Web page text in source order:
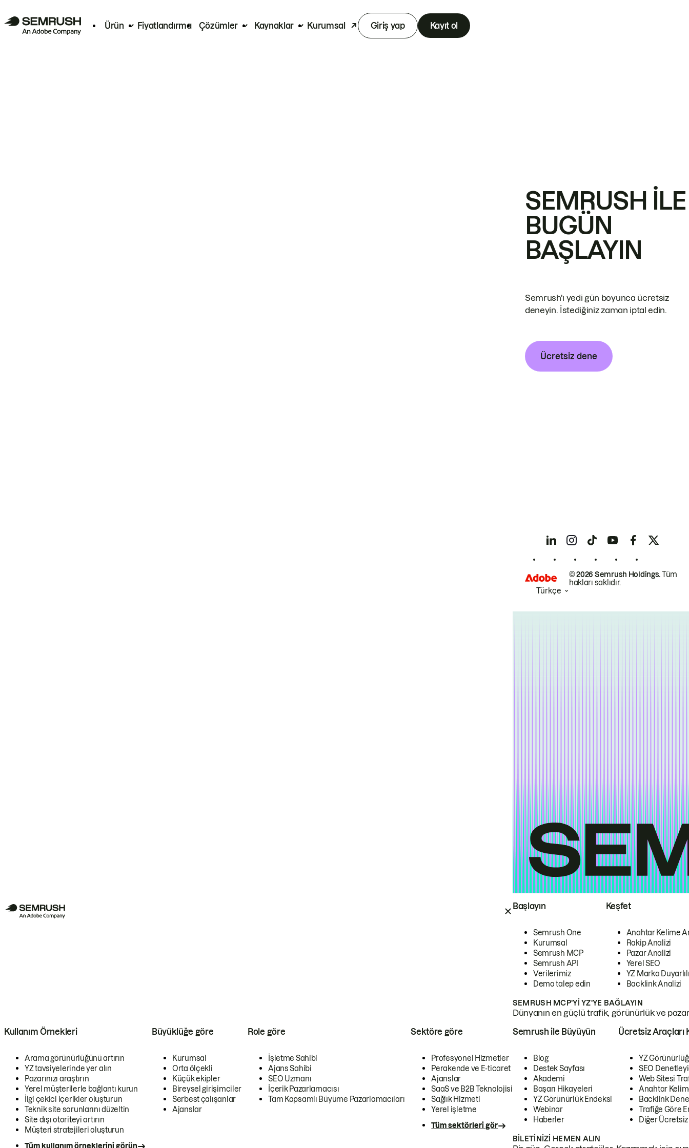
Ürün Fiyatlandırma Çözümler Kaynaklar Kurumsal Giriş yap Kayıt ol
Başlayın
Semrush One
Kurumsal
Semrush MCP
Semrush API
Verilerimiz
Demo talep edin
Keşfet
Anahtar Kelime
Rakip Analizi
Pazar Analizi
Yerel SEO
YZ Marka
Backlink Analizi
SEMRUSH MCP'YI YZ'YE BAĞLAYIN
Dünyanın en güçlü trafik, görünürlük ve
Kullanım Örnekleri
Arama görünürlüğünü artırın
YZ tavsiyelerinde yer alın
Pazarınızı araştırın
Yerel müşterilerle bağlantı kurun
İlgi çekici içerikler oluşturun
Teknik site sorunlarını düzeltin
Site dışı otoriteyi artırın
Müşteri stratejileri oluşturun
Tüm kullanım örneklerini görün
Büyüklüğe göre
Kurumsal
Orta ölçekli
Küçük ekipler
Bireysel girişimciler
Serbest çalışanlar
Ajanslar
Role göre
İşletme Sahibi
Ajans Sahibi
SEO Uzmanı
İçerik Pazarlamacısı
Tam Kapsamlı Büyüme Pazarlamacıları
Sektöre göre
Profesyonel Hizmetler
Perakende ve E-ticaret
Ajanslar
SaaS ve B2B Teknolojisi
Sağlık Hizmeti
Yerel işletme
Tüm sektörleri gör
Semrush ile Büyüyün
Blog
Destek Sayfası
Akademi
Başarı Hikayeleri
YZ Görünürlük Endeksi
Webinar
Haberler
Ücretsiz Araçları
YZ
SEO
Web Sitesi
Anahtar
Backlink
Trafiğe Göre
Diğer
BILETINIZI HEMEN ALIN
SEMRUSH ILE
BUGÜN
BAŞLAYIN
Semrush'ı yedi gün boyunca ücretsiz
deneyin. İstediğiniz zaman iptal edin.
Ücretsiz dene
© 2026 Semrush Holdings.Tüm
hakları saklıdır.
Türkçe